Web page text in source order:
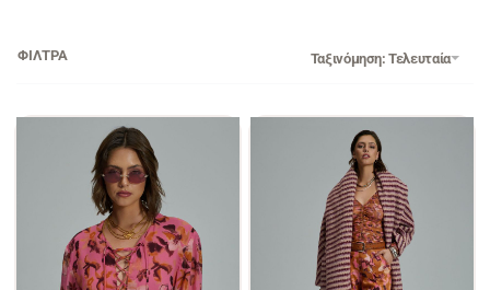
Ταξινόμηση: Τελευταία
ΦΙΛΤΡΑ